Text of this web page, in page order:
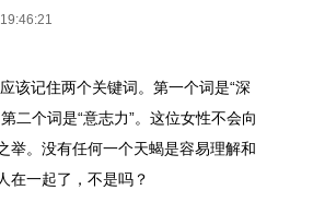
该记住两个关键词。第一个词是“深
二个词是“意志力”。这位女性不会向
举。没有任何一个天蝎是容易理解和
在一起了，不是吗？